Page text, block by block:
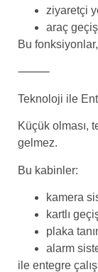
ziyaretçi
araç
Bu
⸻
Teknoloji ile
Küçük olması,
gelmez.
Bu kabinler:
kamera
kartlı
plaka
alarm
ile entegre